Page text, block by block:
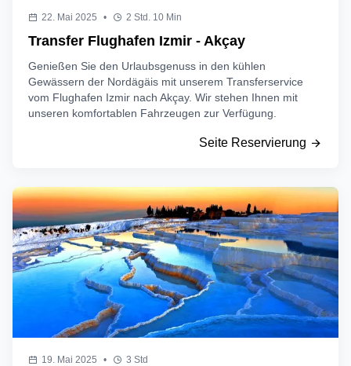
22. Mai 2025 • 2 Std. 10 Min
Transfer Flughafen Izmir - Akçay
Genießen Sie den Urlaubsgenuss in den kühlen
Gewässern der Nordägäis mit unserem Transferservice
vom Flughafen Izmir nach Akçay. Wir stehen Ihnen mit
unseren komfortablen Fahrzeugen zur Verfügung.
Seite Reservierung
19. Mai 2025 • 3 Std